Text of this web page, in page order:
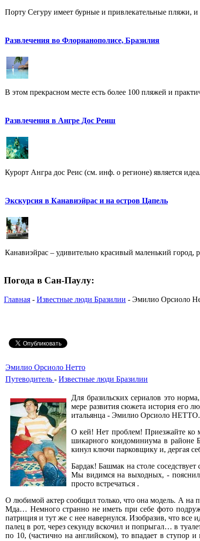
Порту Сегуру имеет бурные и привлекательные пляжи,
Развлечения во Флорианополисе, Бразилия
В этом прекрасном месте есть более 100 пляжей и
Развлечения в Ангре Дос Реиш
Курорт Ангра дос Реис (см. инф. о регионе) является
Экскурсия в Канавиэйрас и на остров Цапель
Канавиэйрас – удивительно красивый маленький
Погода в Сан-Паулу:
Главная - Известные люди Бразилии - Эмилио Орсиоло
Эмилио Орсиоло Нетто
Путеводитель - Известные люди Бразилии
Для бразильских сериалов это
мере развития сюжета история его
итальянца - Эмилио Орсиоло НЕТТО.
О кей! Нет проблем! Приезжайте ко
шикарного кондоминиума в районе
кинул ключи парковщику и, дергая
Бардак! Башмак на столе
Мы видимся на выходных, - пояснил
просто встречаться .
О любимой актер сообщил только, что она модель. А на
Мда… Немного странно не иметь при себе фото
патриция и тут же с нее навернулся. Изобразив, что все
палец в рот, через секунду вскочил и попрыгал… в
по 10, (частично на английском), то впадает в ступор